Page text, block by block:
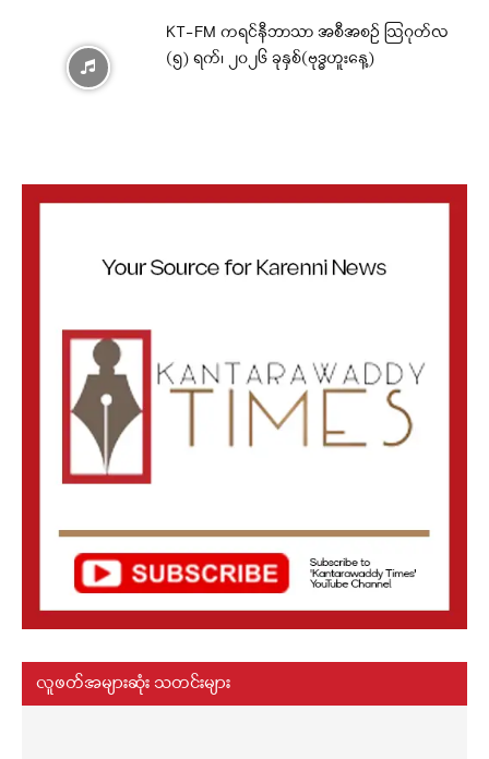
KT-FM ကရင်နီဘာသာ အစီအစဉ် ဩဂုတ်လ
(၅) ရက်၊ ၂၀၂၆ ခုနှစ်(ဗုဒ္ဓဟူးနေ့)
လူဖတ်အများဆုံး သတင်းများ